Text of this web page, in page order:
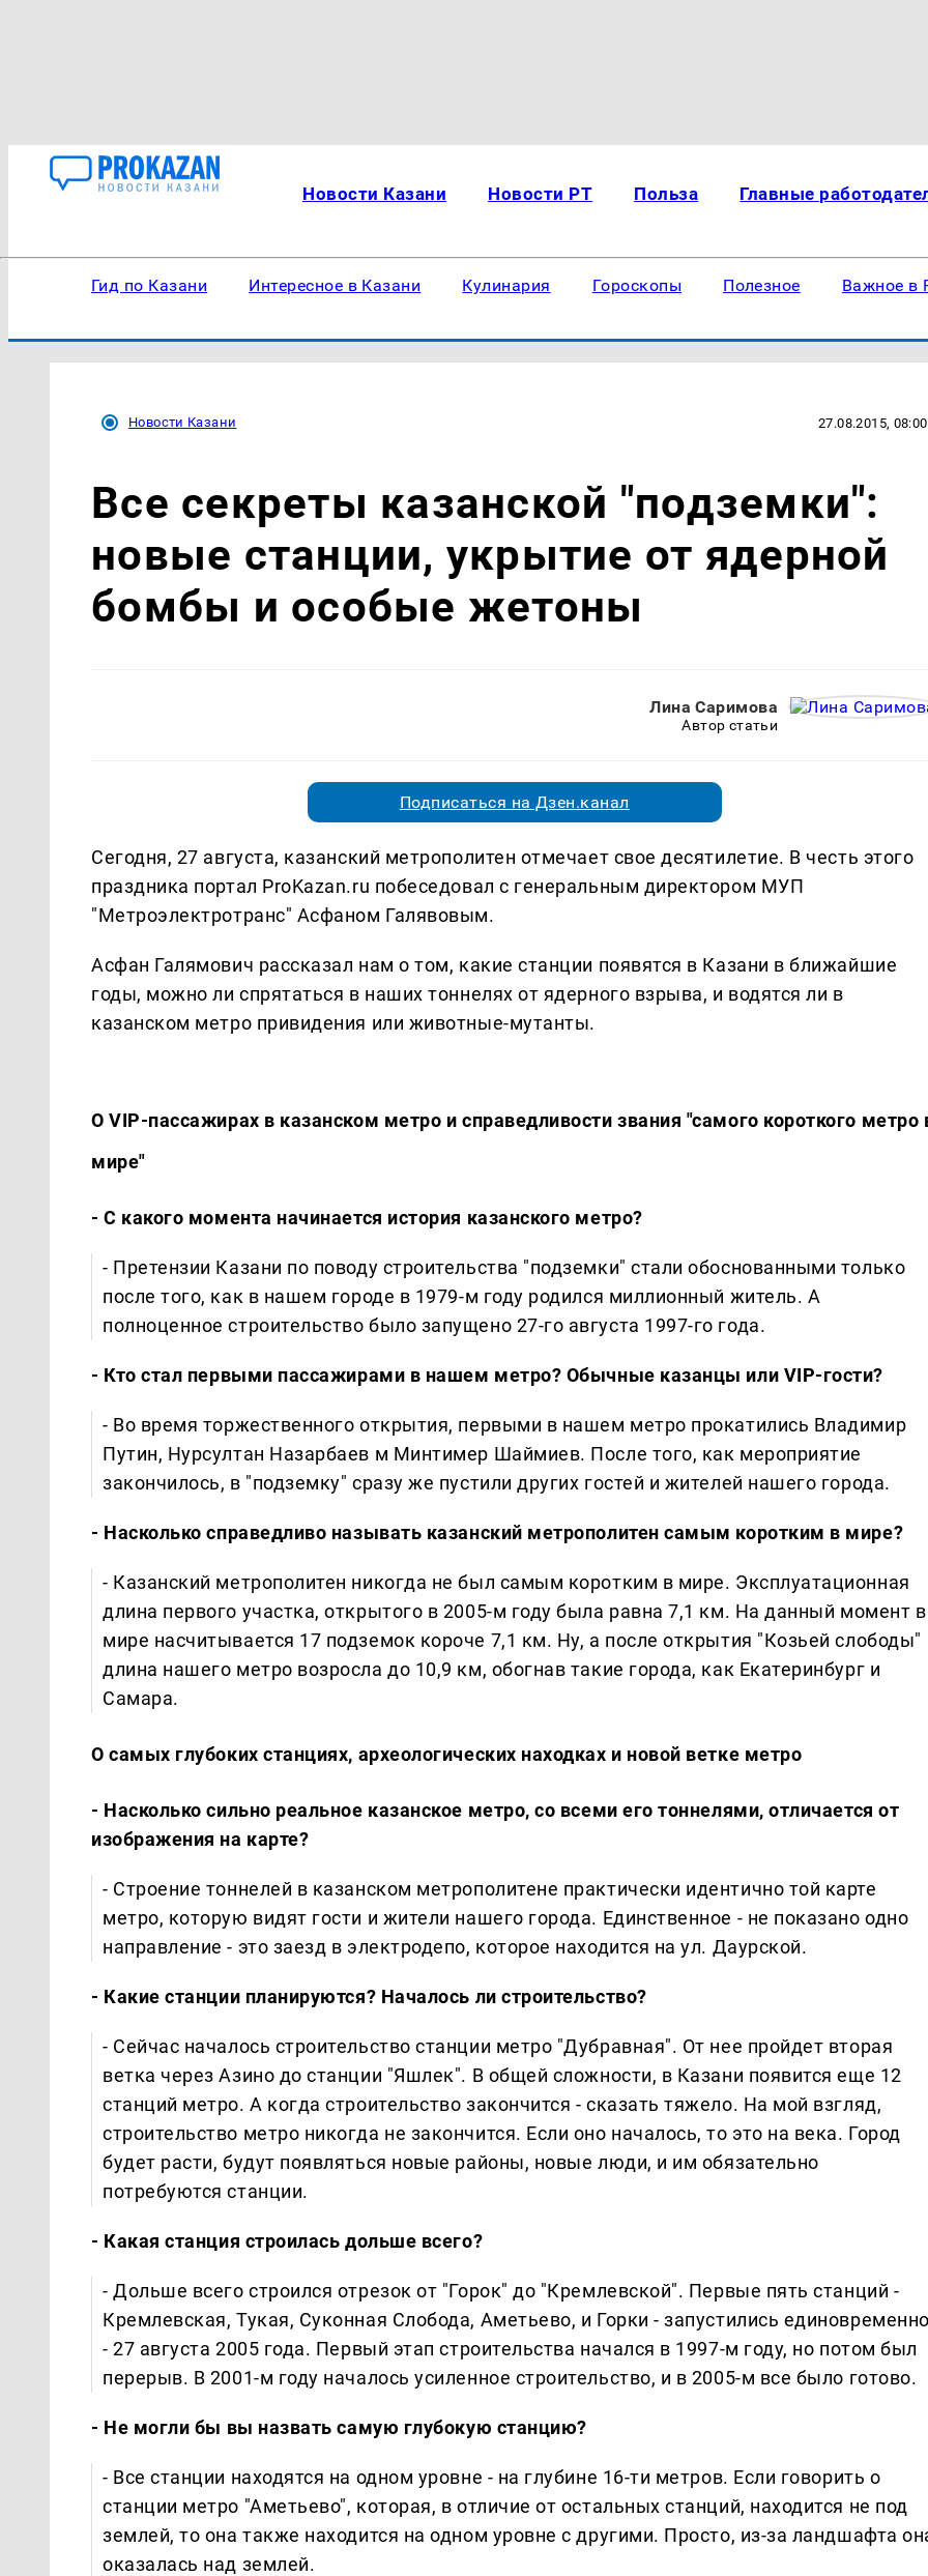
Новости Казани Новости РТ Польза Главные
Гид по Казани Интересное в Казани Кулинария Гороскопы Полезное Важное в
Новости Казани 27.08.2015, 08:00
Все секреты казанской "подземки":
новые станции, укрытие от ядерной
бомбы и особые жетоны
Лина Саримова
Автор статьи
Подписаться на Дзен.канал
Сегодня, 27 августа, казанский метрополитен отмечает свое десятилетие. В честь этого
праздника портал ProKazan.ru побеседовал с генеральным директором МУП
"Метроэлектротранс" Асфаном Галявовым.
Асфан Галямович рассказал нам о том, какие станции появятся в Казани в ближайшие
годы, можно ли спрятаться в наших тоннелях от ядерного взрыва, и водятся ли в
казанском метро привидения или животные-мутанты.
О VIP-пассажирах в казанском метро и справедливости звания "самого короткого метро
мире"
- С какого момента начинается история казанского метро?
- Претензии Казани по поводу строительства "подземки" стали обоснованными только
после того, как в нашем городе в 1979-м году родился миллионный житель. А
полноценное строительство было запущено 27-го августа 1997-го года.
- Кто стал первыми пассажирами в нашем метро? Обычные казанцы или VIP-гости?
- Во время торжественного открытия, первыми в нашем метро прокатились Владимир
Путин, Нурсултан Назарбаев м Минтимер Шаймиев. После того, как мероприятие
закончилось, в "подземку" сразу же пустили других гостей и жителей нашего города.
- Насколько справедливо называть казанский метрополитен самым коротким в мире?
- Казанский метрополитен никогда не был самым коротким в мире. Эксплуатационная
длина первого участка, открытого в 2005-м году была равна 7,1 км. На данный момент в
мире насчитывается 17 подземок короче 7,1 км. Ну, а после открытия "Козьей слободы"
длина нашего метро возросла до 10,9 км, обогнав такие города, как Екатеринбург и
Самара.
О самых глубоких станциях, археологических находках и новой ветке метро
- Насколько сильно реальное казанское метро, со всеми его тоннелями, отличается от
изображения на карте?
- Строение тоннелей в казанском метрополитене практически идентично той карте
метро, которую видят гости и жители нашего города. Единственное - не показано одно
направление - это заезд в электродепо, которое находится на ул. Даурской.
- Какие станции планируются? Началось ли строительство?
- Сейчас началось строительство станции метро "Дубравная". От нее пройдет вторая
ветка через Азино до станции "Яшлек". В общей сложности, в Казани появится еще 12
станций метро. А когда строительство закончится - сказать тяжело. На мой взгляд,
строительство метро никогда не закончится. Если оно началось, то это на века. Город
будет расти, будут появляться новые районы, новые люди, и им обязательно
потребуются станции.
- Какая станция строилась дольше всего?
- Дольше всего строился отрезок от "Горок" до "Кремлевской". Первые пять станций -
Кремлевская, Тукая, Суконная Слобода, Аметьево, и Горки - запустились
- 27 августа 2005 года. Первый этап строительства начался в 1997-м году, но потом был
перерыв. В 2001-м году началось усиленное строительство, и в 2005-м все было готово.
- Не могли бы вы назвать самую глубокую станцию?
- Все станции находятся на одном уровне - на глубине 16-ти метров. Если говорить о
станции метро "Аметьево", которая, в отличие от остальных станций, находится не под
землей, то она также находится на одном уровне с другими. Просто, из-за ландшафта
оказалась над землей.